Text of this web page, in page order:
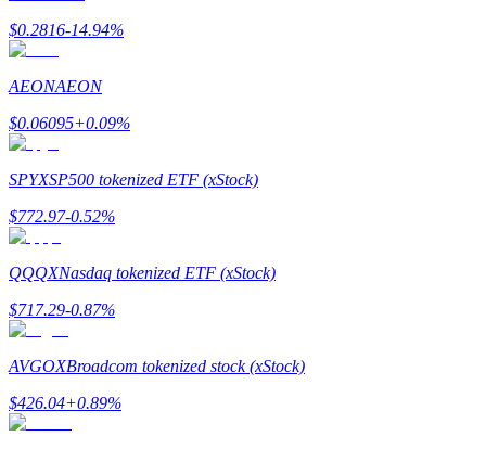
Zarabiać
Mocna Świnka
Codziennie zdobywaj konkurencyjne nagrody
$0.2816-14.94%
AEONAEON
$0.06095+0.09%
SPYXSP500 tokenized ETF (xStock)
$772.97-0.52%
QQQXNasdaq tokenized ETF (xStock)
$717.29-0.87%
AVGOXBroadcom tokenized stock (xStock)
$426.04+0.89%